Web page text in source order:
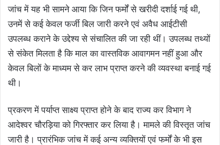
जांच में यह भी सामने आया कि जिन फर्मों से खरीदी दर्शाई गई थी,
उनमें से कई केवल फर्जी बिल जारी करने एवं अवैध आईटीसी
उपलब्ध कराने के उद्देश्य से संचालित की जा रही थीं। उपलब्ध तथ्यों
से संकेत मिलता है कि माल का वास्तविक आवागमन नहीं हुआ और
केवल बिलों के माध्यम से कर लाभ प्राप्त करने की व्यवस्था बनाई गई
थी।
प्रकरण में पर्याप्त साक्ष्य प्राप्त होने के बाद राज्य कर विभाग ने
आदेश्वर चौरड़िया को गिरफ्तार कर लिया है। मामले की विस्तृत जांच
जारी है। प्रारंभिक जांच में कई अन्य व्यक्तियों एवं फर्मों के भी इस